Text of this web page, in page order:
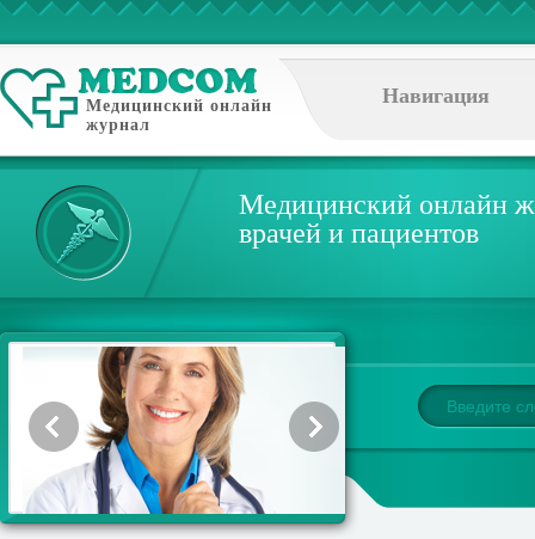
Медицинский онлайн
журнал
Навигация
Медицинский онлайн
врачей и пациентов